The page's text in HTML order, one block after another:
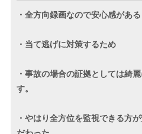
・全方向録画なので安心感がある
・当て逃げに対策するため
・事故の場合の証拠としては綺
す。
・やはり全方位を監視できる方